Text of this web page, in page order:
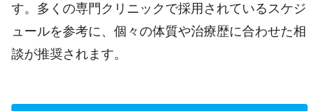
す。多くの専門クリニックで採用されているスケジ
ュールを参考に、個々の体質や治療歴に合わせた相
談が推奨されます。